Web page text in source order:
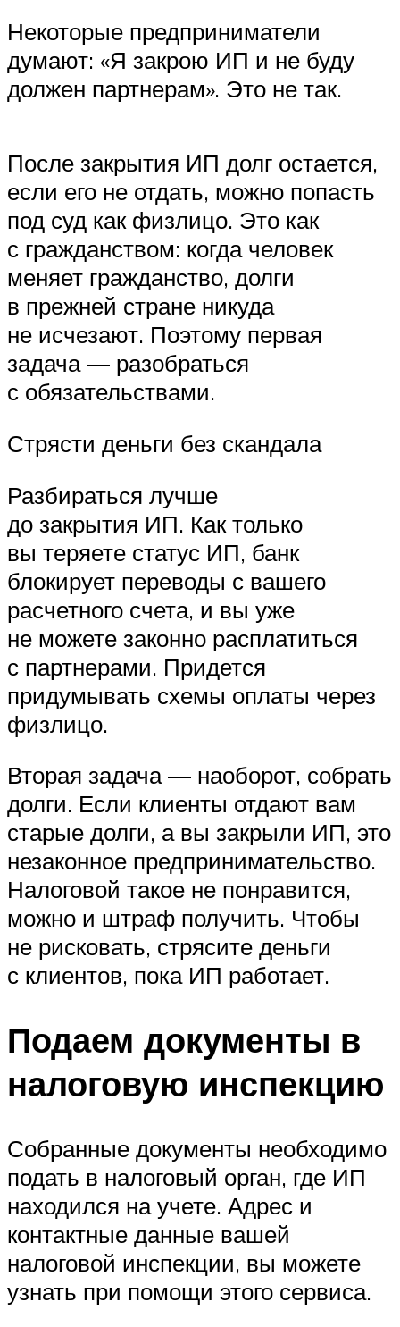
Некоторые предприниматели
думают: «Я закрою ИП и не буду
должен партнерам». Это не так.
После закрытия ИП долг остается,
если его не отдать, можно попасть
под суд как физлицо. Это как
с гражданством: когда человек
меняет гражданство, долги
в прежней стране никуда
не исчезают. Поэтому первая
задача — разобраться
с обязательствами.
Стрясти деньги без скандала
Разбираться лучше
до закрытия ИП. Как только
вы теряете статус ИП, банк
блокирует переводы с вашего
расчетного счета, и вы уже
не можете законно расплатиться
с партнерами. Придется
придумывать схемы оплаты через
физлицо.
Вторая задача — наоборот, собрать
долги. Если клиенты отдают вам
старые долги, а вы закрыли ИП, это
незаконное предпринимательство.
Налоговой такое не понравится,
можно и штраф получить. Чтобы
не рисковать, стрясите деньги
с клиентов, пока ИП работает.
Подаем документы в
налоговую инспекцию
Собранные документы необходимо
подать в налоговый орган, где ИП
находился на учете. Адрес и
контактные данные вашей
налоговой инспекции, вы можете
узнать при помощи этого сервиса.